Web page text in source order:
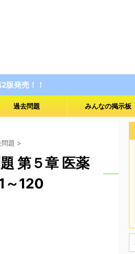
版発売！！
過去問題 みんなの掲示板
題 >
第５章 医薬
～120